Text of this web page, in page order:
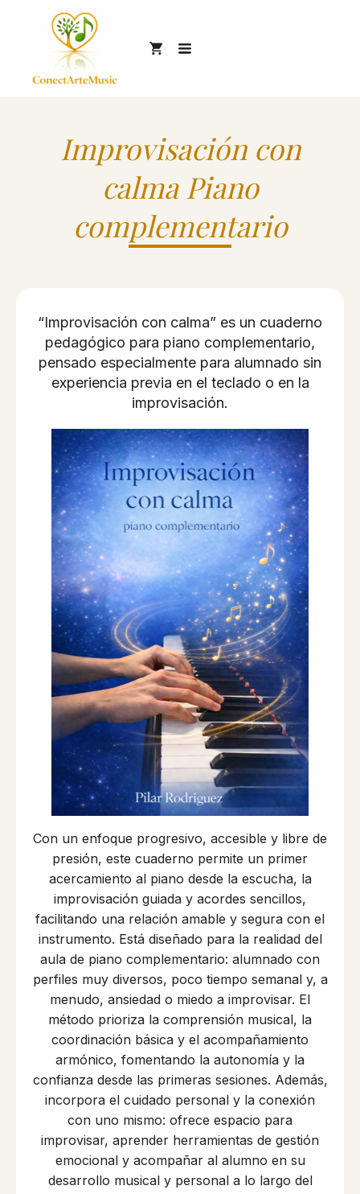
Improvisación con
calma Piano
complementario
“Improvisación con calma” es un cuaderno
pedagógico para piano complementario,
pensado especialmente para alumnado sin
experiencia previa en el teclado o en la
improvisación.
Con un enfoque progresivo, accesible y libre de
presión, este cuaderno permite un primer
acercamiento al piano desde la escucha, la
improvisación guiada y acordes sencillos,
facilitando una relación amable y segura con el
instrumento. Está diseñado para la realidad del
aula de piano complementario: alumnado con
perfiles muy diversos, poco tiempo semanal y, a
menudo, ansiedad o miedo a improvisar. El
método prioriza la comprensión musical, la
coordinación básica y el acompañamiento
armónico, fomentando la autonomía y la
confianza desde las primeras sesiones. Además,
incorpora el cuidado personal y la conexión
con uno mismo: ofrece espacio para
improvisar, aprender herramientas de gestión
emocional y acompañar al alumno en su
desarrollo musical y personal a lo largo del